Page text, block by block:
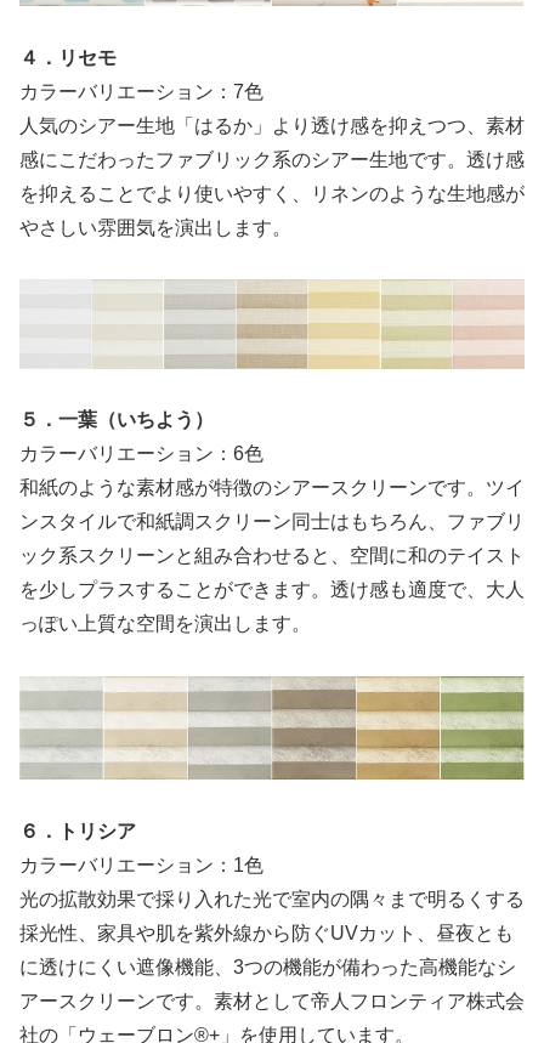
４．リセモ
カラーバリエーション：7色
人気のシアー生地「はるか」より透け感を抑えつつ、素材
感にこだわったファブリック系のシアー生地です。透け感
を抑えることでより使いやすく、リネンのような生地感が
やさしい雰囲気を演出します。
５．一葉（いちよう）
カラーバリエーション：6色
和紙のような素材感が特徴のシアースクリーンです。ツイ
ンスタイルで和紙調スクリーン同士はもちろん、ファブリ
ック系スクリーンと組み合わせると、空間に和のテイスト
を少しプラスすることができます。透け感も適度で、大人
っぽい上質な空間を演出します。
６．トリシア
カラーバリエーション：1色
光の拡散効果で採り入れた光で室内の隅々まで明るくする
採光性、家具や肌を紫外線から防ぐUVカット、昼夜とも
に透けにくい遮像機能、3つの機能が備わった高機能なシ
アースクリーンです。素材として帝人フロンティア株式会
社の「ウェーブロン®+」を使用しています。